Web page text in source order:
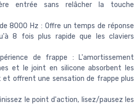
entrée sans relâcher la touche
8000 Hz : Offre un temps de réponse
8 fois plus rapide que les claviers
de frappe : L'amortissement
et le joint en silicone absorbent les
et offrent une sensation de frappe plus
le point d'action, lisez/pausez les